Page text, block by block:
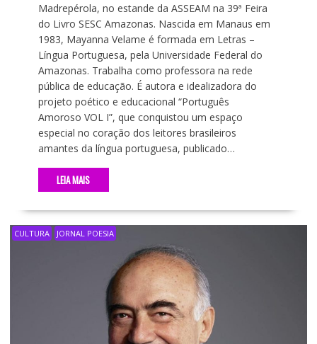
Madrepérola, no estande da ASSEAM na 39ª Feira
do Livro SESC Amazonas. Nascida em Manaus em
1983, Mayanna Velame é formada em Letras –
Língua Portuguesa, pela Universidade Federal do
Amazonas. Trabalha como professora na rede
pública de educação. É autora e idealizadora do
projeto poético e educacional “Português
Amoroso VOL I”, que conquistou um espaço
especial no coração dos leitores brasileiros
amantes da língua portuguesa, publicado…
LEIA MAIS
CULTURA JORNAL POESIA